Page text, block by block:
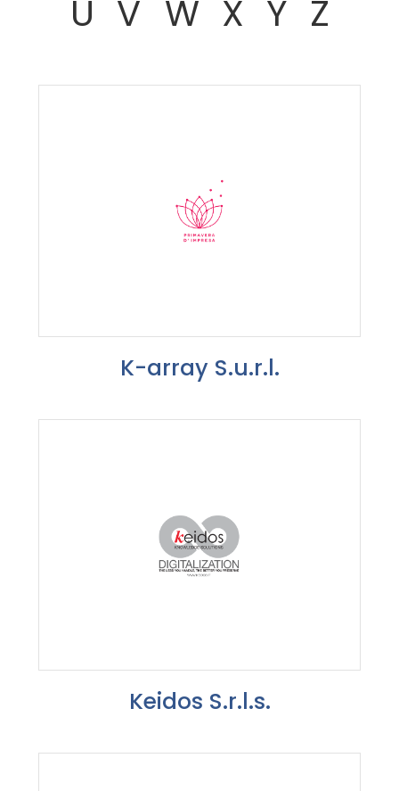
U V W X Y Z
K-array S.u.r.l.
Keidos S.r.l.s.